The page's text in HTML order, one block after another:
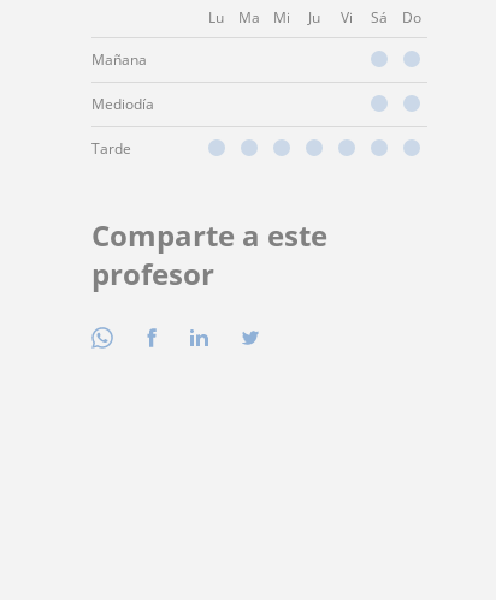
Lu Ma Mi Ju Vi Sá Do
Mañana
Mediodía
Tarde
Comparte a este
profesor